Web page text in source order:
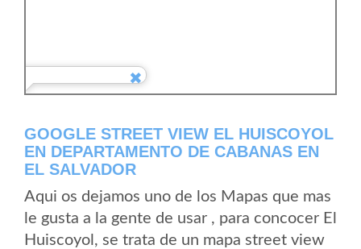
GOOGLE STREET VIEW EL HUISCOYOL
EN DEPARTAMENTO DE CABANAS EN
EL SALVADOR
Aqui os dejamos uno de los Mapas que mas
le gusta a la gente de usar , para concocer El
Huiscoyol, se trata de un mapa street view